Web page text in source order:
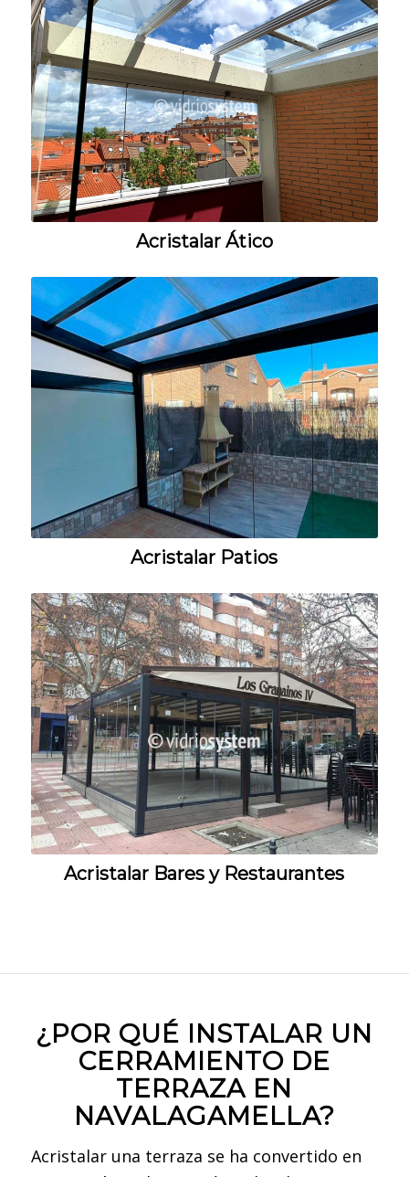
Acristalar Ático
Acristalar Patios
Acristalar Bares y Restaurantes
¿POR QUÉ INSTALAR UN
CERRAMIENTO DE
TERRAZA EN
NAVALAGAMELLA?
Acristalar una terraza se ha convertido en